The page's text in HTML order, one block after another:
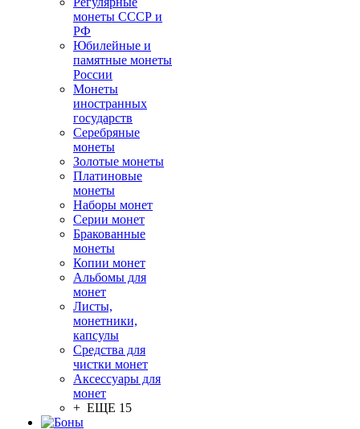
монеты СССР и
РФ
Юбилейные и
памятные монеты
России
Монеты
иностранных
государств
Серебряные
монеты
Золотые монеты
Платиновые
монеты
Наборы монет
Серии монет
Бракованные
монеты
Копии монет
Альбомы для
монет
Листы,
монетники,
капсулы
Средства для
чистки монет
Аксессуары для
монет
+ ЕЩЕ 15